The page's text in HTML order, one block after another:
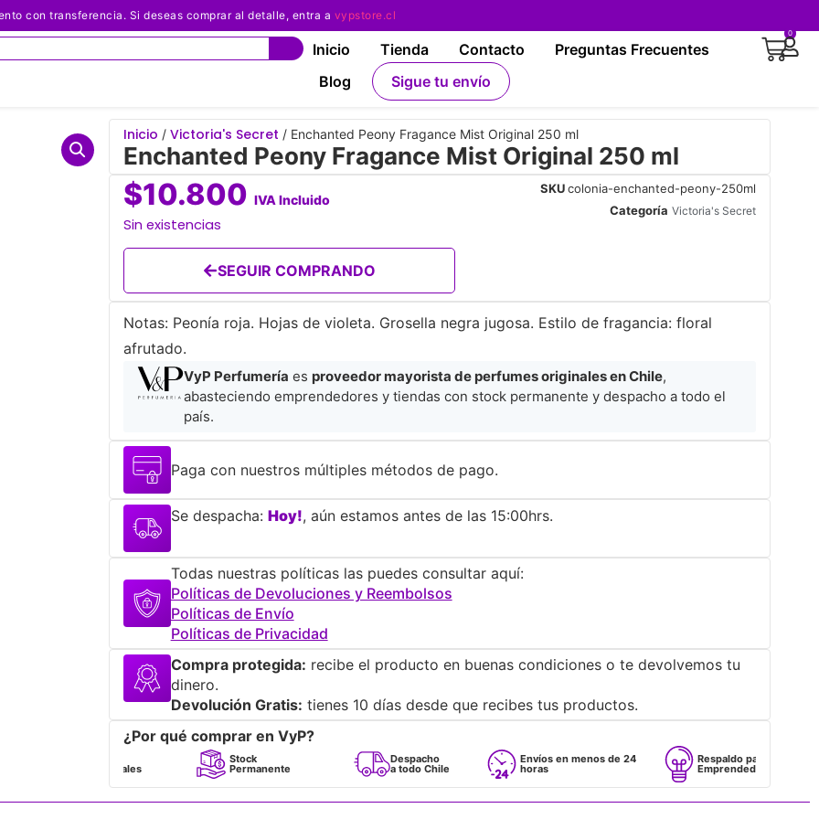
con transferencia. Si deseas comprar al detalle, entra a vypstore.cl
Inicio Tienda Contacto
Preguntas Frecuentes
Blog
Sigue tu envío
0
Inicio / Victoria's Secret / Enchanted Peony Fragance Mist Original 250 ml
Enchanted Peony Fragance Mist Original 250 ml
$10.800 IVA Incluido
Sin existencias
SEGUIR COMPRANDO
SKUcolonia-enchanted-peony-250ml
Categoría Victoria's Secret
Notas: Peonía roja. Hojas de violeta. Grosella negra jugosa. Estilo de fragancia: floral
afrutado.
VyP Perfumería es proveedor mayorista de perfumes originales en Chile,
abasteciendo emprendedores y tiendas con stock permanente y despacho a todo el
país.
Paga con nuestros múltiples métodos de pago.
Se despacha: Hoy!, aún estamos antes de las 15:00hrs.
Todas nuestras políticas las puedes consultar aquí:
Políticas de Devoluciones y Reembolsos
Políticas de Envío
Políticas de Privacidad
Compra protegida: recibe el producto en buenas condiciones o te devolvemos tu
dinero.
Devolución Gratis: tienes 10 días desde que recibes tus productos.
¿Por qué comprar en VyP?
Stock
Permanente
Despacho
a todo Chile
Envíos en menos de 24
horas
Respaldo para
Emprendedores